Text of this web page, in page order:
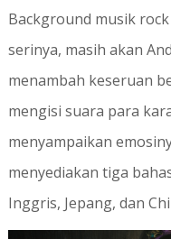
Background musik
serinya, masih akan
menambah keseruan
mengisi suara para
menyampaikan
menyediakan tiga
Inggris, Jepang, dan